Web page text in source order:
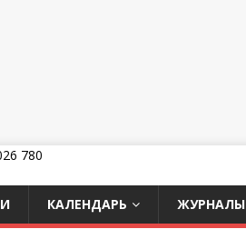
КАЛЕНДАРЬ ЖУРНАЛЫ